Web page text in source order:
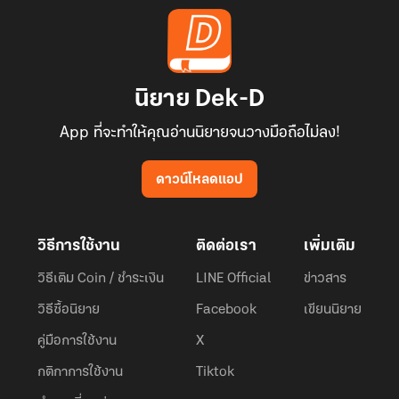
นิยาย Dek-D
App ที่จะทำให้คุณอ่านนิยายจนวางมือถือไม่ลง!
ดาวน์โหลดแอป
วิธีการใช้งาน
วิธีเติม Coin / ชำระเงิน
วิธีซื้อนิยาย
คู่มือการใช้งาน
กติกาการใช้งาน
ติดต่อเรา
LINE Official
Facebook
X
Tiktok
เพิ่มเติม
ข่าวสาร
เขียนนิยาย